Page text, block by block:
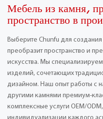
Мебель из камня,
пространство в
Выберите Chunfu для
преобразит пространство и
искусства. Мы
изделий, сочетающих
дизайном. Наш опыт работы с
другими камнями премиум-
комплексные услуги OEM/